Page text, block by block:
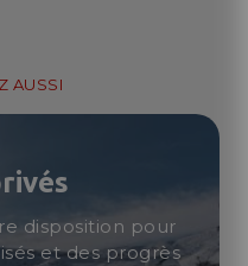
AUSSI
disposition pour
et des progrès